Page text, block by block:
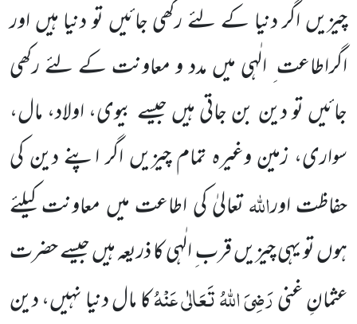
چیزیں اگر دنیا کے لئے رکھی جائیں تو دنیا ہیں اور
اگراطاعت ِ الٰہی میں مدد و معاونت کے لئے رکھی
جائیں تو دین بن جاتی ہیں جیسے بیوی، اولاد، مال،
سواری، زمین وغیرہ تمام چیزیں اگراپنے دین کی
حفاظت اوراللہتعالیٰ کی اطاعت میں معاونت کیلئے
ہوں تو یہی چیزیں قرب ِ الٰہی کا ذریعہ ہیں جیسے حضرت
عثمانِ غنیرَضِیَ اللہُ تَعَالٰی عَنْہُکا مال دنیا نہیں، دین